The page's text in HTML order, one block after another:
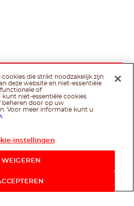
cookies die strikt noodzakelijk zijn
deze website en niet-essentiële
of
niet-essentiële cookies
beheren door op uw
Voor meer informatie kunt u
instellingen
WEIGEREN